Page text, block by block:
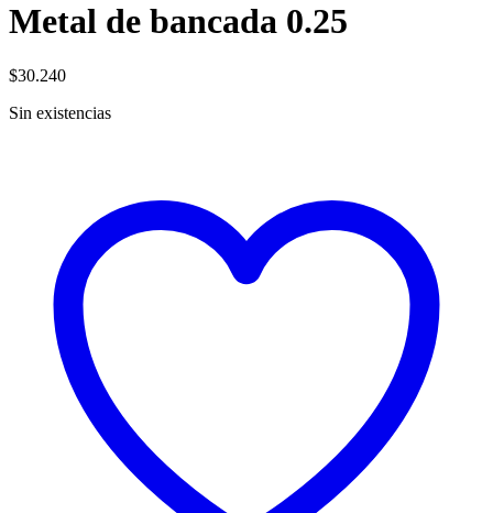
Metal de bancada 0.25
$30.240
Sin existencias